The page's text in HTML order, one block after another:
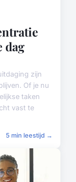
dag
zijn
Of je nu
taken
vast te
5 min leestijd →